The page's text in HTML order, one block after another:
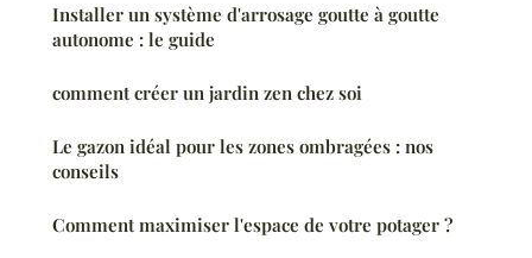
Installer un système d'arrosage goutte à goutte
autonome : le guide
comment créer un jardin zen chez soi
Le gazon idéal pour les zones ombragées : nos
conseils
Comment maximiser l'espace de votre potager ?